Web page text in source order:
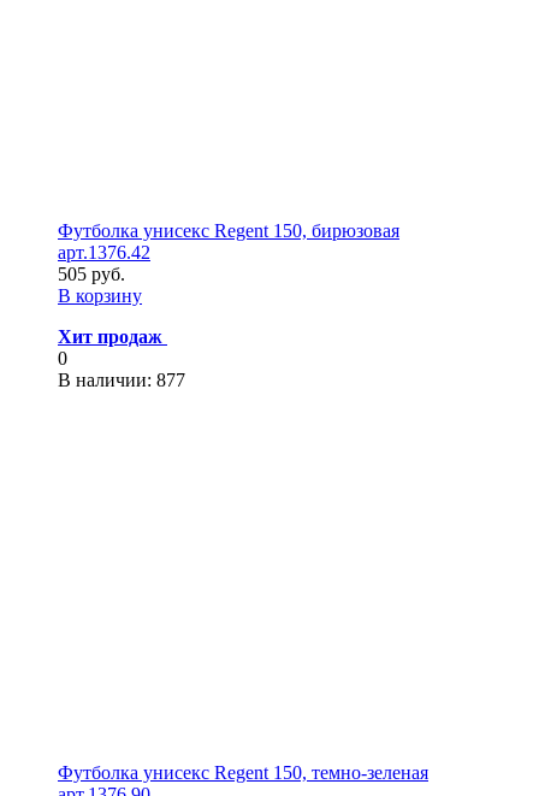
Футболка унисекс Regent 150, бирюзовая
арт.1376.42
505 руб.
В корзину
Хит продаж
0
В наличии: 877
Футболка унисекс Regent 150, темно-зеленая